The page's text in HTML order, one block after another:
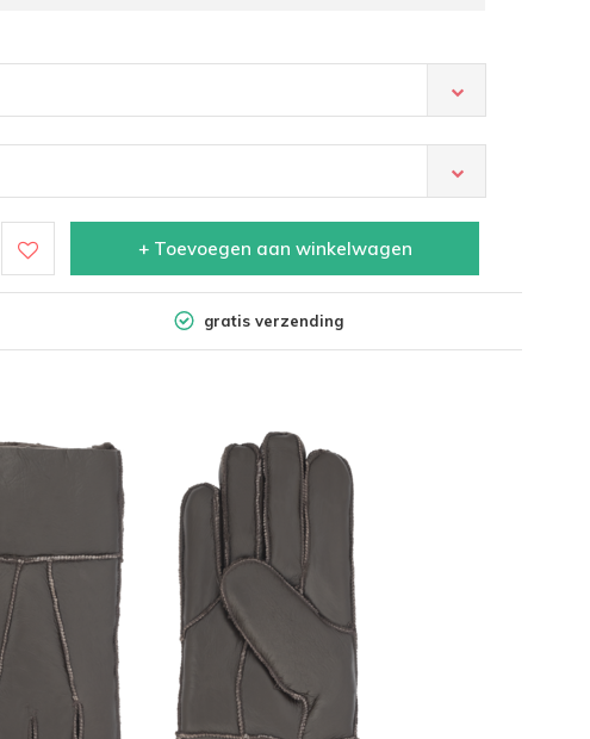
+ Toevoegen aan winkelwagen
gratis verzending